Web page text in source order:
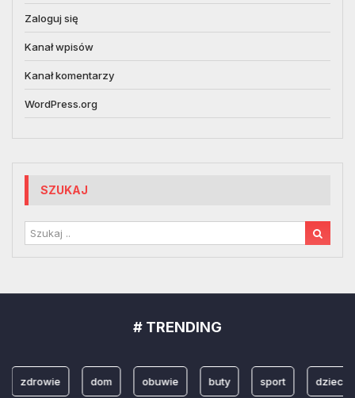
Zaloguj się
Kanał wpisów
Kanał komentarzy
WordPress.org
SZUKAJ
# TRENDING
dom obuwie buty sport dzieci